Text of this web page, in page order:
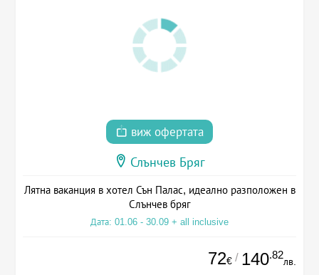
виж офертата
Слънчев Бряг
Лятна ваканция в хотел Сън Палас, идеално разположен в
Слънчев бряг
Дата: 01.06 - 30.09 + all inclusive
72€ / 140.82
лв.